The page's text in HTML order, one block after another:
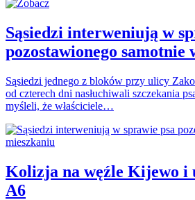
Sąsiedzi interweniują w
pozostawionego samotnie
Sąsiedzi jednego z bloków przy ulicy
od czterech dni nasłuchiwali szczekania
myśleli, że właściciele…
Kolizja na węźle Kijewo i
A6